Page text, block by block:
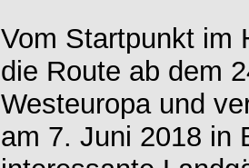
Vom Startpunkt im
die Route ab dem
Westeuropa und
am 7. Juni 2018 in